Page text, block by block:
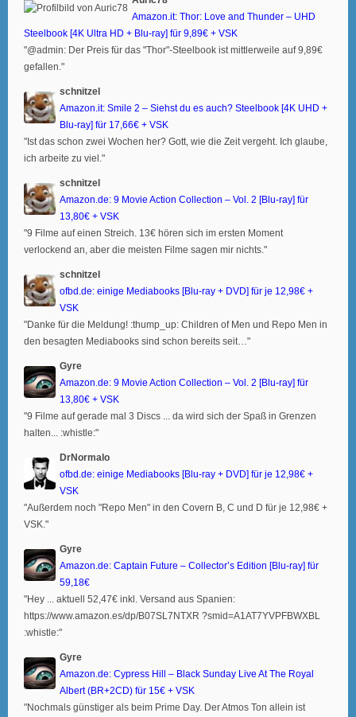
Amazon.it: Thor: Love and Thunder – UHD
Steelbook [4K Ultra HD + Blu-ray] für 9,89€ + VSK
"@admin: Der Preis für das "Thor"-Steelbook ist mittlerweile auf 9,89€
gefallen."
schnitzel
Amazon.it: Smile 2 – Siehst du es auch? Steelbook [4K UHD +
Blu-ray] für 17,66€ + VSK
"Ist das schon zwei Wochen her? Gott, wie die Zeit vergeht. Ich glaube,
ich arbeite zu viel."
schnitzel
Amazon.de: 9 Movie Action Collection – Vol. 2 [Blu-ray] für
13,80€ + VSK
"9 Filme auf einen Streich. 13€ hören sich im ersten Moment
verlockend an, aber die meisten Filme sagen mir nichts."
schnitzel
ofbd.de: einige Mediabooks [Blu-ray + DVD] für je 12,98€ +
VSK
"Danke für die Meldung! :thump_up: Children of Men und Repo Men in
den besagten Mediabooks sind schon bereits seit…"
Gyre
Amazon.de: 9 Movie Action Collection – Vol. 2 [Blu-ray] für
13,80€ + VSK
"9 Filme auf gerade mal 3 Discs ... da wird sich der Spaß in Grenzen
halten... :whistle:"
DrNormalo
ofbd.de: einige Mediabooks [Blu-ray + DVD] für je 12,98€ +
VSK
"Außerdem noch "Repo Men" in den Covern B, C und D für je 12,98€ +
VSK."
Gyre
Amazon.de: Captain Future – Collector’s Edition [Blu-ray] für
59,18€
"Hey ... aktuell 52,47€ inkl. Versand aus Spanien:
https://www.amazon.es/dp/B07SL7NTXR ?smid=A1AT7YVPFBWXBL
:whistle:"
Gyre
Amazon.de: Cypress Hill – Black Sunday Live At The Royal
Albert (BR+2CD) für 15€ + VSK
"Nochmals günstiger als beim Prime Day. Der Atmos Ton allein ist